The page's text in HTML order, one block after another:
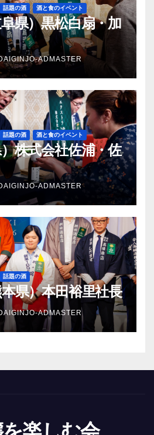
話題の酒 酒と食のイベント
県）黒松白扇・加
ADMASTER
話題の酒 酒と食のイベント
株式会社佐浦・佐
ADMASTER
話題の酒
県）本田裕里社長
ADMASTER